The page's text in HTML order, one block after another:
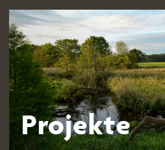
Projekte